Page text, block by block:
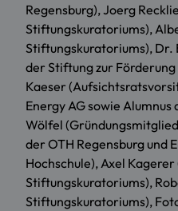
Regensburg), Joerg
Stiftungskuratoriums),
Stiftungskuratoriums),
der Stiftung zur Förderung
Kaeser
Energy AG sowie
Wölfel
der OTH Regensburg und
Hochschule), Axel
Stiftungskuratoriums),
Stiftungskuratoriums),